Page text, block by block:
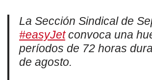
La Sección Sindical de
#easyJetconvoca una
períodos de 72 horas
de agosto.